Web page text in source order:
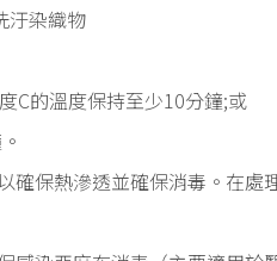
汙染織物
C的溫度保持至少10分鐘;或
確保熱滲透並確保消毒。在處